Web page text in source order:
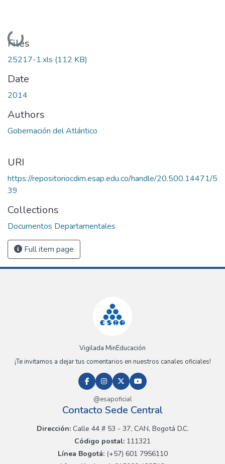
Loading...
Files
25217-1.xls (112 KB)
Date
2014
Authors
Gobernación del Atlántico
URI
https://repositoriocdim.esap.edu.co/handle/20.500.14471/5
39
Collections
Documentos Departamentales
Full item page
Vigilada MinEducación
¡Te invitamos a dejar tus comentarios en nuestros canales oficiales!
@esapoficial
Contacto Sede Central
Dirección:Calle 44 # 53 - 37, CAN, Bogotá D.C.
Código postal: 111321
Línea Bogotá:(+57) 601 7956110